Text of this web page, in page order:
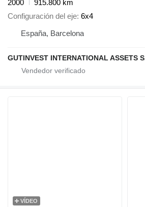
2000
915.800 km
Configuración del eje 6x4
España, Barcelona
GUTINVEST INTERNATIONAL ASSETS
VÍDEO